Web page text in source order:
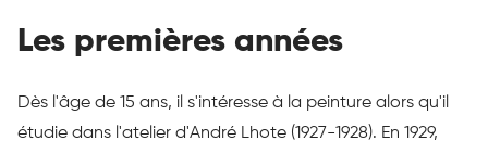
Les premières années
Dès l'âge de 15 ans, il s'intéresse à la peinture alors qu'il
étudie dans l'atelier d'André Lhote (1927-1928). En 1929,